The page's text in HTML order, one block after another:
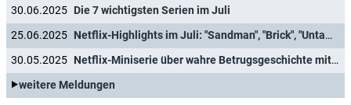
30.06.2025 Die 7 wichtigsten Serien im Juli
25.06.2025
Netflix-Highlights im Juli: "Sandman", "Brick", "Untamed" und "Happy Gilmore 2"
30.05.2025
Netflix-Miniserie über wahre Betrugsgeschichte mit Julia Garner ("Inventing Anna") erhält grünes Licht
weitere Meldungen